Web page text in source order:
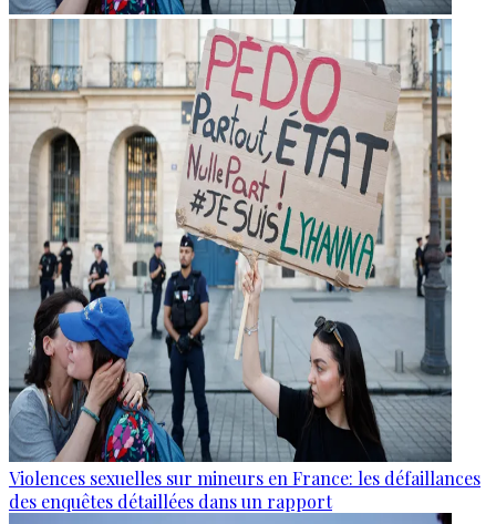
Violences sexuelles sur mineurs en France: les défaillances
des enquêtes détaillées dans un rapport